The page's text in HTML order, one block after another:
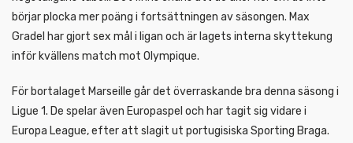
börjar plocka mer poäng i fortsättningen av säsongen. Max
Gradel har gjort sex mål i ligan och är lagets interna skyttekung
inför kvällens match mot Olympique.
För bortalaget Marseille går det överraskande bra denna säsong i
Ligue 1. De spelar även Europaspel och har tagit sig vidare i
Europa League, efter att slagit ut portugisiska Sporting Braga.